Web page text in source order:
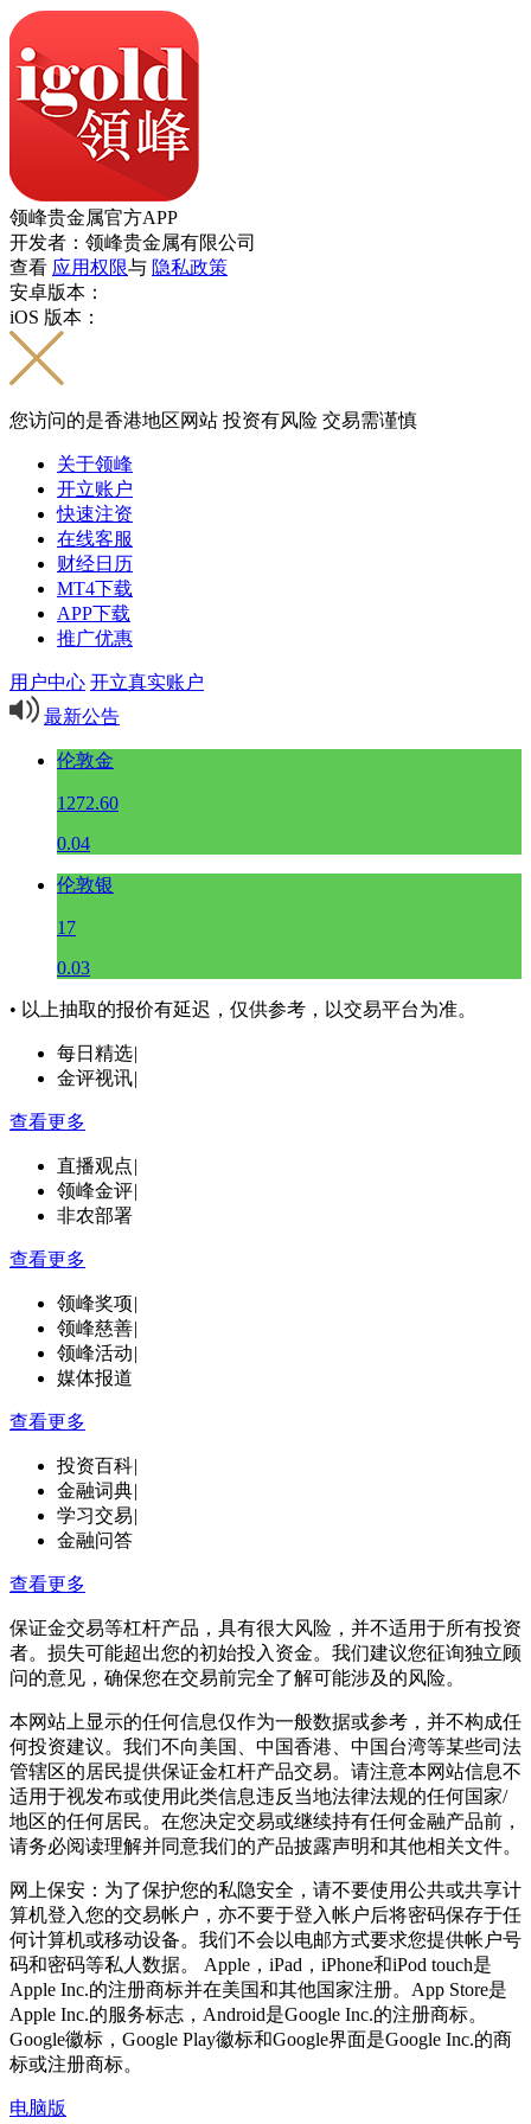
领峰贵金属官方APP
开发者：领峰贵金属有限公司
查看 应用权限与 隐私政策
安卓版本：
iOS 版本：
您访问的是香港地区网站 投资有风险 交易需谨慎
关于领峰
开立账户
快速注资
在线客服
财经日历
MT4下载
APP下载
推广优惠
用户中心 开立真实账户
最新公告
伦敦金
1272.60
0.04
伦敦银
17
0.03
• 以上抽取的报价有延迟，仅供参考，以交易平台为准。
每日精选|
金评视讯|
查看更多
直播观点|
领峰金评|
非农部署
查看更多
领峰奖项|
领峰慈善|
领峰活动|
媒体报道
查看更多
投资百科|
金融词典|
学习交易|
金融问答
查看更多
保证金交易等杠杆产品，具有很大风险，并不适用于所有投资
者。损失可能超出您的初始投入资金。我们建议您征询独立顾
问的意见，确保您在交易前完全了解可能涉及的风险。
本网站上显示的任何信息仅作为一般数据或参考，并不构成任
何投资建议。我们不向美国、中国香港、中国台湾等某些司法
管辖区的居民提供保证金杠杆产品交易。请注意本网站信息不
适用于视发布或使用此类信息违反当地法律法规的任何国家/
地区的任何居民。在您决定交易或继续持有任何金融产品前，
请务必阅读理解并同意我们的产品披露声明和其他相关文件。
网上保安：为了保护您的私隐安全，请不要使用公共或共享计
算机登入您的交易帐户，亦不要于登入帐户后将密码保存于任
何计算机或移动设备。我们不会以电邮方式要求您提供帐户号
码和密码等私人数据。 Apple，iPad，iPhone和iPod touch是
Apple Inc.的注册商标并在美国和其他国家注册。App Store是
Apple Inc.的服务标志，Android是Google Inc.的注册商标。
Google徽标，Google Play徽标和Google界面是Google Inc.的商
标或注册商标。
电脑版